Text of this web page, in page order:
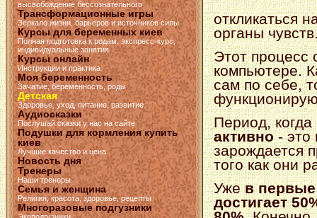
высвобождение бессознательного
Трансформационные игры
Зеркало жизни, барьеров и источников силы
Курсы для беременных киев
Полная подготовка к родам, экспресс-курс,
индивидуальные занятия
Курсы онлайн
Инструкции и практика
Моя беременность
Зачатие, беременность, роды
Детская
Здоровье, уход, питание, развитие
Аудиосказки
Послушай сказки у нас на сайте
Подушки для кормления купить
киев
Лучшие качество и цена
Новость дня
Тренеры
Наши тренеры
Семья и женщина
Религия, красота, здоровье, рецепты
Многоразовые подгузники
откликаться
органы
Этот процесс
компьютере.
сам по себе,
Период, когда
активно- это
зарождается
того как они
Ужев
достигает